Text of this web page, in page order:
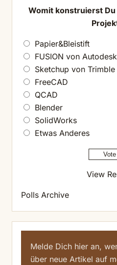
Womit konstruierst
Papier&Bleistift
FUSION von Autodesk
Sketchup von Trimble
FreeCAD
QCAD
Blender
SolidWorks
Etwas Anderes
View
Polls Archive
Melde Dich hier an,
über neue Artikel auf